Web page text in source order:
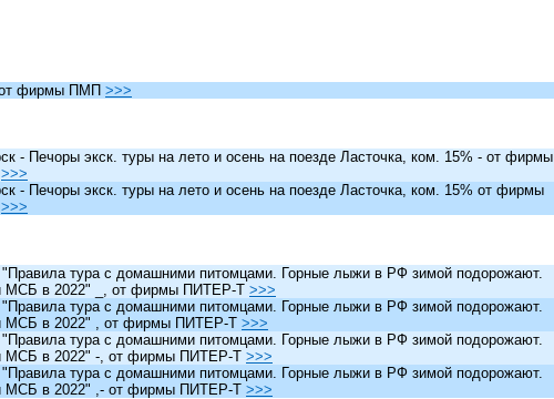
фирмы ПМП >>>
- Печоры экск. туры на лето и осень на поезде Ласточка, ком. 15% - от фирмы
>>>
- Печоры экск. туры на лето и осень на поезде Ласточка, ком. 15% от фирмы
>>>
тура с домашними питомцами. Горные лыжи в РФ зимой подорожают.
МСБ в 2022" _, от фирмы ПИТЕР-Т >>>
тура с домашними питомцами. Горные лыжи в РФ зимой подорожают.
МСБ в 2022" , от фирмы ПИТЕР-Т >>>
тура с домашними питомцами. Горные лыжи в РФ зимой подорожают.
МСБ в 2022" -, от фирмы ПИТЕР-Т >>>
тура с домашними питомцами. Горные лыжи в РФ зимой подорожают.
МСБ в 2022" ,- от фирмы ПИТЕР-Т >>>